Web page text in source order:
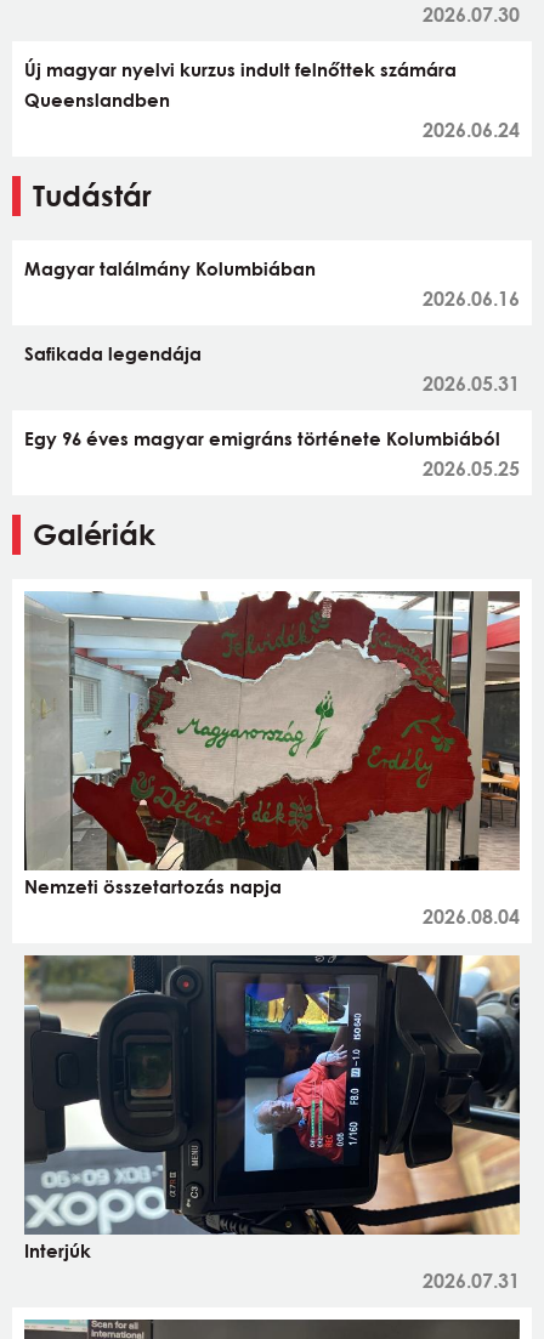
2026.07.30
Új magyar nyelvi kurzus indult felnőttek számára
Queenslandben
2026.06.24
Tudástár
Magyar találmány Kolumbiában
2026.06.16
Safikada legendája
2026.05.31
Egy 96 éves magyar emigráns története Kolumbiából
2026.05.25
Galériák
Nemzeti összetartozás napja
2026.08.04
Interjúk
2026.07.31